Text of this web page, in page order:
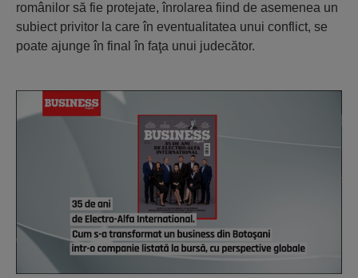
românilor să fie protejate, înrolarea fiind de asemenea un
subiect privitor la care în eventualitatea unui conflict, se
poate ajunge în final în faţa unui judecător.